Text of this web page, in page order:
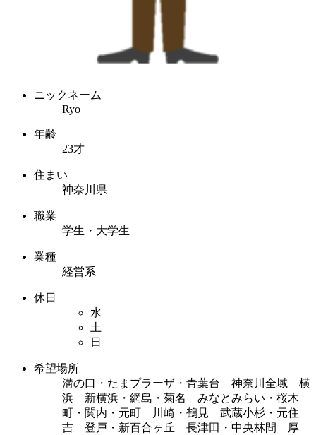
ニックネーム
Ryo
年齢
23才
住まい
神奈川県
職業
学生・大学生
業種
経営系
休日
水
土
日
希望場所
溝の口・たまプラーザ・青葉台 神奈川全域 横
浜 新横浜・網島・菊名 みなとみらい・桜木
町・関内・元町 川崎・鶴見 武蔵小杉・元住
吉 登戸・新百合ヶ丘 長津田・中央林間 厚